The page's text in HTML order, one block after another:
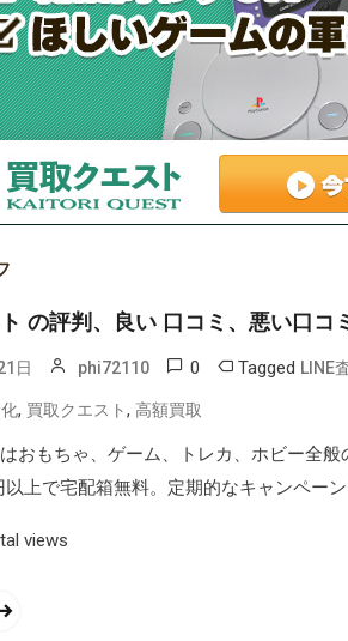
の評判、良い 口コミ、悪い口コ
日 phi72110 0 Tagged LINE
, 買取クエスト, 高額買取
おもちゃ、ゲーム、トレカ、ホビー全
以上で宅配箱無料。定期的なキャンペー
views